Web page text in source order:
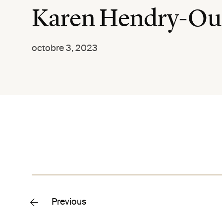
Karen Hendry-
octobre 3, 2023
Previous